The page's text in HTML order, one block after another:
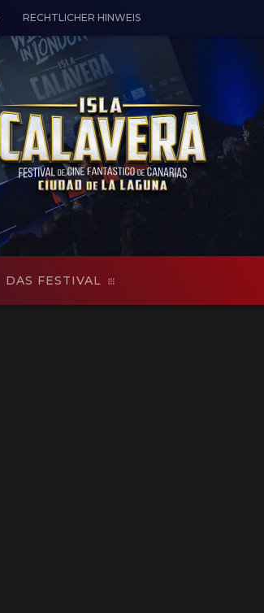
RECHTLICHER HINWEIS
DAS FESTIVAL